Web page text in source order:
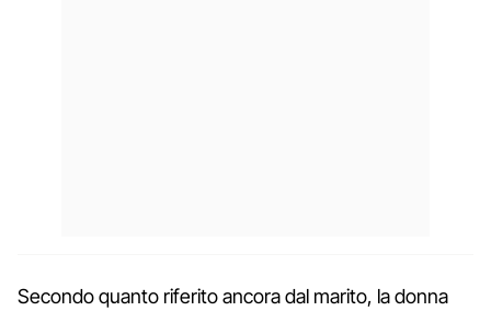
Secondo quanto riferito ancora dal marito, la donna